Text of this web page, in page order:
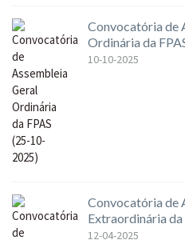
Convocatória de
Ordinária da
10-10-2025
Convocatória de
Extraordinária
12-04-2025